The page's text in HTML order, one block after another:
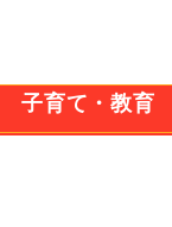
子育て・教育